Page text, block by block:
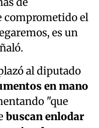
de
comprometido el
es un
al diputado
en mano
"que
buscan enlodar